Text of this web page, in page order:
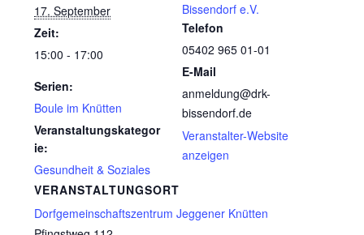
17. September
Zeit:
15:00 - 17:00
Serien:
Boule im Knütten
Veranstaltungskategor
ie:
Gesundheit & Soziales
VERANSTALTUNGSORT
Dorfgemeinschaftszentrum Jeggener Knütten
Bissendorf e.V.
Telefon
05402 965 01-01
E-Mail
anmeldung@drk-
bissendorf.de
Veranstalter-Website
anzeigen